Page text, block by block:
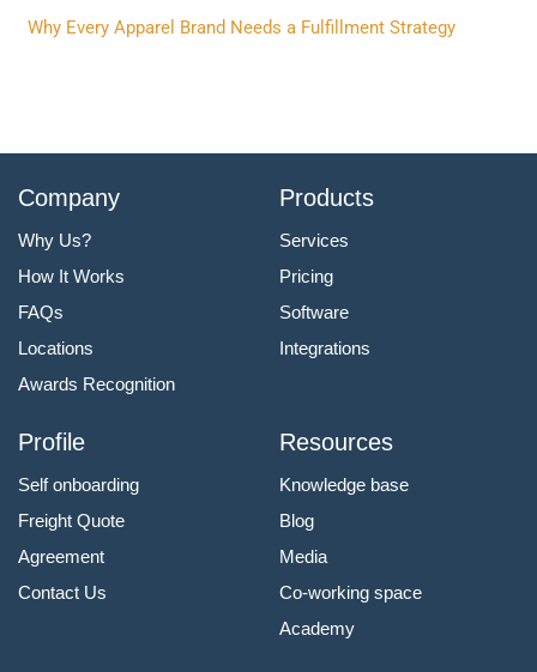
Why Every Apparel Brand Needs a Fulfillment Strategy
Company
Why Us?
How It Works
FAQs
Locations
Awards Recognition
Products
Services
Pricing
Software
Integrations
Profile
Self onboarding
Freight Quote
Agreement
Contact Us
Resources
Knowledge base
Blog
Media
Co-working space
Academy